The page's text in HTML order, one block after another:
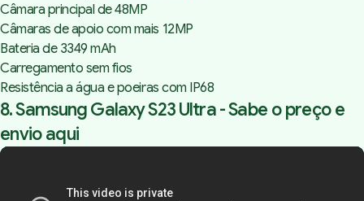
Câmara principal de 48MP
Câmaras de apoio com mais 12MP
Bateria de 3349 mAh
Carregamento sem fios
Resistência a água e poeiras com IP68
8. Samsung Galaxy S23 Ultra -Sabe o preço e
envio aqui